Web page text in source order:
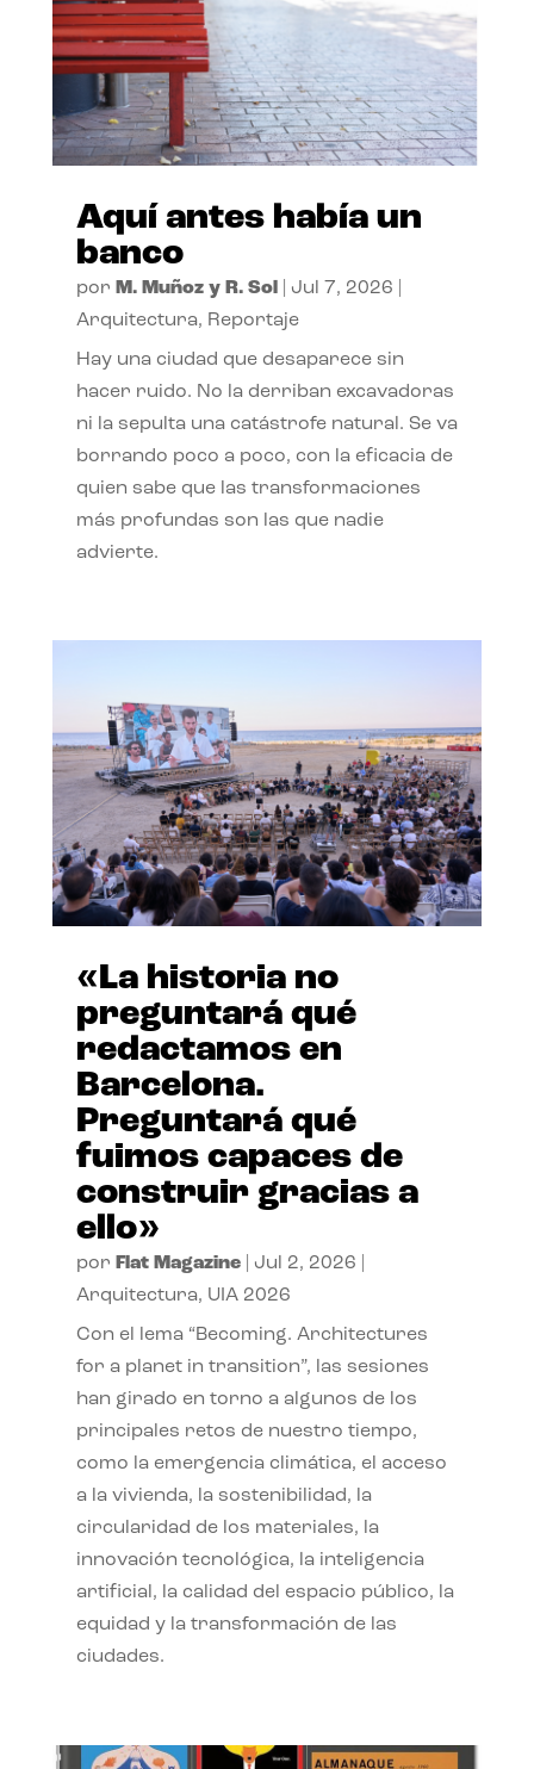
Aquí antes había un
banco
por M. Muñoz y R. Sol Jul 7, 2026
Arquitectura, Reportaje
Hay una ciudad que desaparece sin
hacer ruido. No la derriban excavadoras
ni la sepulta una catástrofe natural. Se va
borrando poco a poco, con la eficacia de
quien sabe que las transformaciones
más profundas son las que nadie
advierte.
«La historia no
preguntará qué
redactamos en
Barcelona.
Preguntará qué
fuimos capaces de
construir gracias a
ello»
por Flat Magazine| Jul 2, 2026
Arquitectura, UIA 2026
Con el lema “Becoming. Architectures
for a planet in transition”, las sesiones
han girado en torno a algunos de los
principales retos de nuestro tiempo,
como la emergencia climática, el acceso
a la vivienda, la sostenibilidad, la
circularidad de los materiales, la
innovación tecnológica, la inteligencia
artificial, la calidad del espacio público, la
equidad y la transformación de las
ciudades.